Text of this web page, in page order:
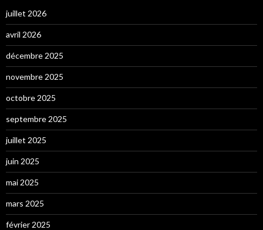
juillet 2026
avril 2026
décembre 2025
novembre 2025
octobre 2025
septembre 2025
juillet 2025
juin 2025
mai 2025
mars 2025
février 2025